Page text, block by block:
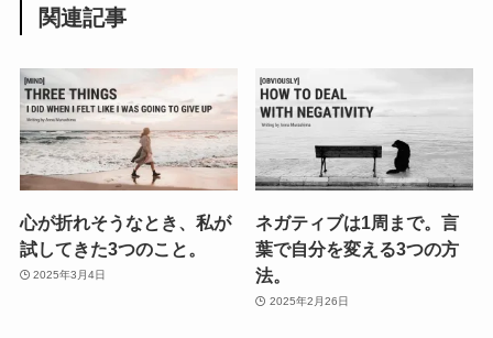
関連記事
心が折れそうなとき、私が
試してきた3つのこと。
2025年3月4日
ネガティブは1周まで。言
葉で自分を変える3つの方
法。
2025年2月26日